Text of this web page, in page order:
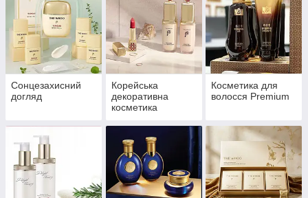
Сонцезахисний
догляд
Корейська
декоративна
косметика
Косметика для
волосся Premium